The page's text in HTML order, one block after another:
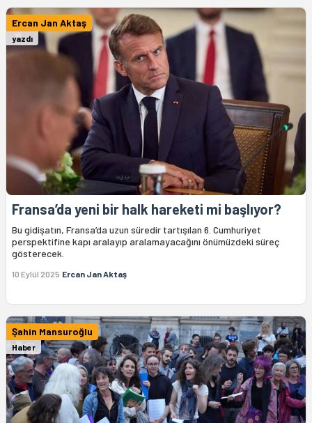
Ercan Jan Aktaş
yazdı
Fransa’da yeni bir halk hareketi mi başlıyor?
Bu gidişatın, Fransa’da uzun süredir tartışılan 6. Cumhuriyet
perspektifine kapı aralayıp aralamayacağını önümüzdeki süreç
gösterecek.
10 Eylül 2025 Ercan Jan Aktaş
Şahin Mansuroğlu
Haber